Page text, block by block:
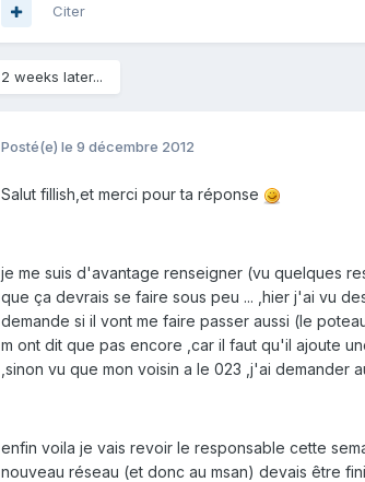
Citer
2 weeks later...
Posté(e) le 9 décembre 2012
Salut fillish,et merci pour ta réponse
je me suis d'avantage renseigner (vu quelques
que ça devrais se faire sous peu ... ,hier j'ai vu
demande si il vont me faire passer aussi (le
m ont dit que pas encore ,car il faut qu'il ajoute
,sinon vu que mon voisin a le 023 ,j'ai demander
enfin voila je vais revoir le responsable cette
nouveau réseau (et donc au msan) devais être